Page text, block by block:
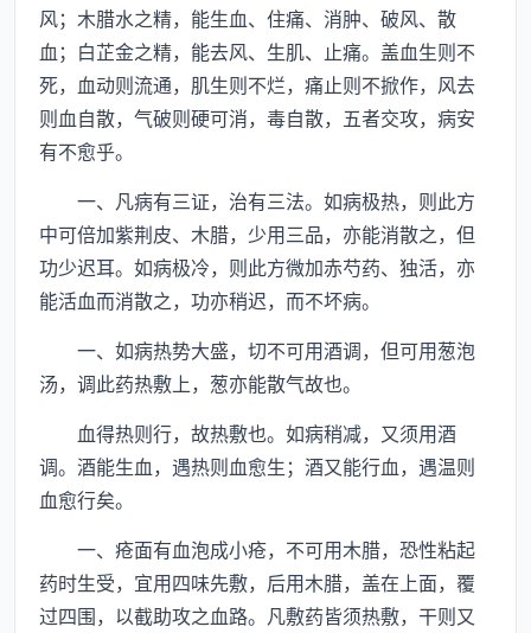
风；木腊水之精，能生血、住痛、消肿、破风、散
血；白芷金之精，能去风、生肌、止痛。盖血生则不
死，血动则流通，肌生则不烂，痛止则不掀作，风去
则血自散，气破则硬可消，毒自散，五者交攻，病安
有不愈乎。
一、凡病有三证，治有三法。如病极热，则此方
中可倍加紫荆皮、木腊，少用三品，亦能消散之，但
功少迟耳。如病极冷，则此方微加赤芍药、独活，亦
能活血而消散之，功亦稍迟，而不坏病。
一、如病热势大盛，切不可用酒调，但可用葱泡
汤，调此药热敷上，葱亦能散气故也。
血得热则行，故热敷也。如病稍减，又须用酒
调。酒能生血，遇热则血愈生；酒又能行血，遇温则
血愈行矣。
一、疮面有血泡成小疮，不可用木腊，恐性粘起
药时生受，宜用四味先敷，后用木腊，盖在上面，覆
过四围，以截助攻之血路。凡敷药皆须热敷，干则又